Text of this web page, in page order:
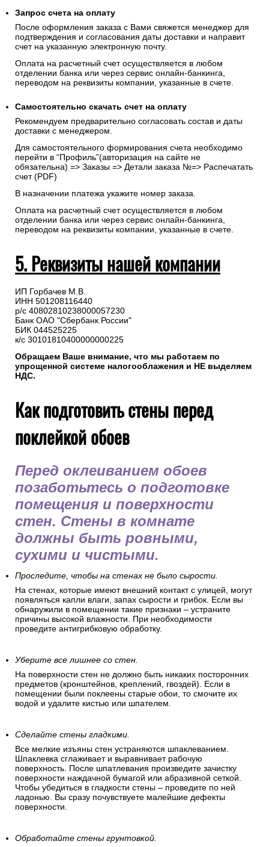
Запрос счета на оплату
После оформления заказа с Вами свяжется менеджер для
подтверждения и согласования даты доставки и направит
счет на указанную электронную почту.
Оплата на расчетный счет осуществляется в любом
отделении банка или через сервис онлайн-банкинга,
переводом на реквизиты компании, указанные в счете.
Самостоятельно скачать счет на оплату
Рекомендуем предварительно согласовать состав и даты
доставки с менеджером.
Для самостоятельного формирования счета необходимо
перейти в “Профиль”(авторизация на сайте не
обязательна) => Заказы => Детали заказа №=> Распечатать
счет (PDF)
В назначении платежа укажите номер заказа.
Оплата на расчетный счет осуществляется в любом
отделении банка или через сервис онлайн-банкинга,
переводом на реквизиты компании, указанные в счете.
5. Реквизиты нашей компании
ИП Горбачев М.В.
ИНН 501208116440
р/с 40802810238000057230
Банк ОАО "Сбербанк России"
БИК 044525225
к/с 30101810400000000225
Обращаем Ваше внимание, что мы работаем по
упрощенной системе налогооблажения и НЕ выделяем
НДС.
Как подготовить стены перед
поклейкой обоев
Перед оклеиванием обоев
позаботьтесь о подготовке
помещения и поверхности
стен. Стены в комнате
должны быть ровными,
сухими и чистыми.
Проследите, чтобы на стенах не было сырости.
На стенах, которые имеют внешний контакт с улицей, могут
появляться капли влаги, запах сырости и грибок. Если вы
обнаружили в помещении такие признаки – устраните
причины высокой влажности. При необходимости
проведите антигрибковую обработку.
Уберите все лишнее со стен.
На поверхности стен не должно быть никаких посторонних
предметов (кронштейнов, креплений, гвоздей). Если в
помещении были поклеены старые обои, то смочите их
водой и удалите кистью или шпателем.
Сделайте стены гладкими.
Все мелкие изъяны стен устраняются шпаклеванием.
Шпаклевка сглаживает и выравнивает рабочую
поверхность. После шпатлевания произведите зачистку
поверхности наждачной бумагой или абразивной сеткой.
Чтобы убедиться в гладкости стены – проведите по ней
ладонью. Вы сразу почувствуете малейшие дефекты
поверхности.
Обработайте стены грунтовкой.